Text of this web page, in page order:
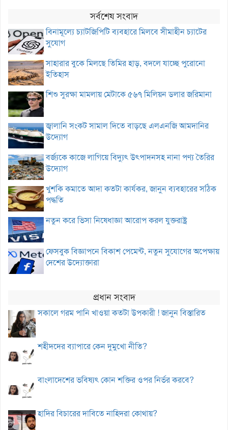
সর্বশেষ সংবাদ
বিনামূল্যে চ্যাটজিপিটি ব্যবহারে মিলবে সীমাহীন চ্যাটের
সুযোগ
সাহারার বুকে মিলছে তিমির হাড়, বদলে যাচ্ছে পুরোনো
ইতিহাস
শিশু সুরক্ষা মামলায় মেটাকে ৫৬৭ মিলিয়ন ডলার জরিমানা
জ্বালানি সংকট সামাল দিতে বাড়ছে এলএনজি আমদানির
উদ্যোগ
বর্জ্যকে কাজে লাগিয়ে বিদ্যুৎ উৎপাদনসহ নানা পণ্য তৈরির
উদ্যোগ
খুশকি কমাতে আদা কতটা কার্যকর, জানুন ব্যবহারের সঠিক
পদ্ধতি
নতুন করে ভিসা নিষেধাজ্ঞা আরোপ করল যুক্তরাষ্ট্র
ফেসবুক বিজ্ঞাপনে বিকাশ পেমেন্ট, নতুন সুযোগের অপেক্ষায়
দেশের উদ্যোক্তারা
প্রধান সংবাদ
সকালে গরম পানি খাওয়া কতটা উপকারী ! জানুন বিস্তারিত
শহীদদের ব্যাপারে কেন দুমুখো নীতি?
বাংলাদেশের ভবিষ্যৎ কোন শক্তির ওপর নির্ভর করবে?
হাদির বিচারের দাবিতে নাহিদরা কোথায়?